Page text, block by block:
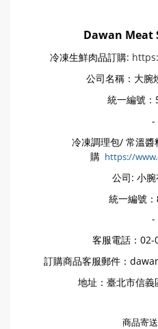
Dawan Meat
冷凍生鮮肉品訂購:
公司名稱：大腕
統一編號
-
冷凍調理包/ 常溫
購 https://
公司: 小
統一編號：
-
客服電話：
訂購商品客服郵件：
地址：臺北市信
商品寄